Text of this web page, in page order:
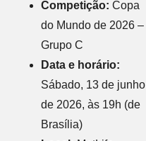
Competição: Copa
do Mundo de 2026 –
Grupo C
Data e horário:
Sábado, 13 de junho
de 2026, às 19h (de
Brasília)